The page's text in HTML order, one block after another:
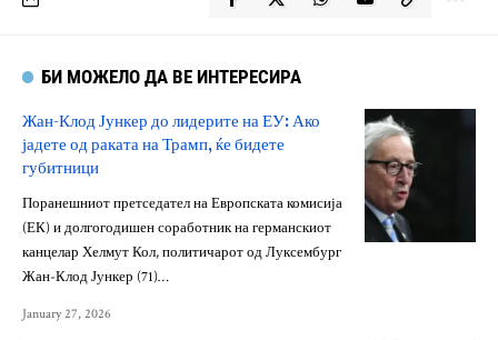
БИ МОЖЕЛО ДА ВЕ ИНТЕРЕСИРА
Жан-Клод Јункер до лидерите на ЕУ: Ако
јадете од раката на Трамп, ќе бидете
губитници
Поранешниот претседател на Европската комисија
(ЕК) и долгогодишен соработник на германскиот
канцелар Хелмут Кол, политичарот од Луксембург
Жан-Клод Јункер (71)…
January 27, 2026